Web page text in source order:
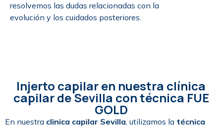
resolvemos las dudas relacionadas con la
evolución y los cuidados posteriores.
Injerto capilar en nuestra clínica
capilar de Sevilla con técnica FUE
GOLD
En nuestra clinica capilar Sevilla , utilizamos la técnica